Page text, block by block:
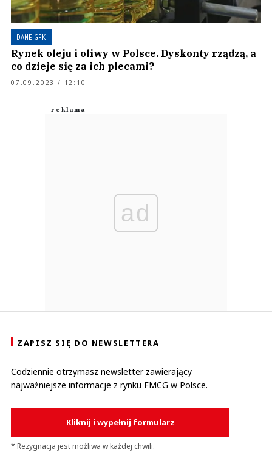
DANE GFK
Rynek oleju i oliwy w Polsce. Dyskonty rządzą, a
co dzieje się za ich plecami?
07.09.2023 / 12:10
ad
ZAPISZ SIĘ DO NEWSLETTERA
Codziennie otrzymasz newsletter zawierający
najważniejsze informacje z rynku FMCG w Polsce.
Kliknij i wypełnij formularz
* Rezygnacja jest możliwa w każdej chwili.